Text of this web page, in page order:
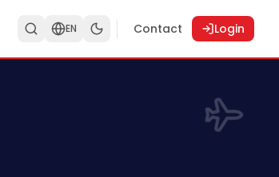
EN Contact Login